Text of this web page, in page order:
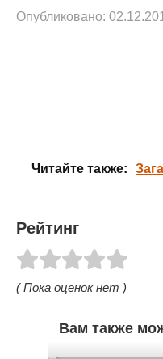
Опубликовано:
Читайте также:
Рейтинг
( Пока оценок нет )
Вам также